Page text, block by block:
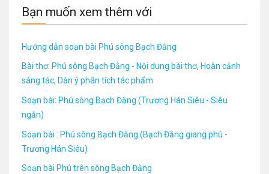
Bạn muốn xem thêm với
Hướng dẫn soạn bài Phú sông Bạch Đằng
Bài thơ: Phú sông Bạch Đằng - Nội dung bài thơ, Hoàn cảnh
sáng tác, Dàn ý phân tích tác phẩm
Soạn bài: Phú sông Bạch Đằng (Trương Hán Siêu - Siêu
ngắn)
Soạn bài : Phú sông Bạch Đằng (Bạch Đằng giang phú -
Trương Hán Siêu)
Soạn bài Phú trên sông Bạch Đằng